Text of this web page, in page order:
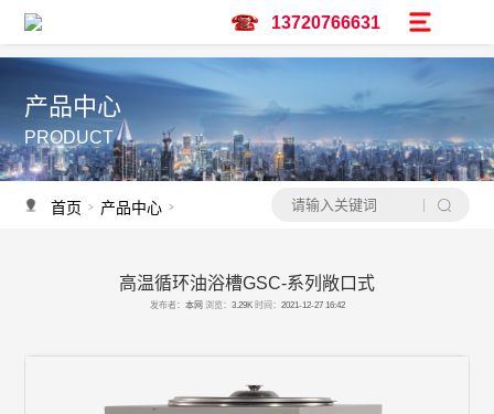
13720766631
产品中心
PRODUCT
首页 > 产品中心 >
高温循环油浴槽GSC-系列敞口式
发布者： 本网 浏览： 3.29K 时间： 2021-12-27 16:42